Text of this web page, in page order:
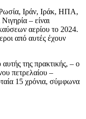
Ιράν, Ιράκ, ΗΠΑ,
– είναι
αερίου το 2024.
από αυτές έχουν
της πρακτικής, – ο
πετρελαίου –
15 χρόνια, σύμφωνα